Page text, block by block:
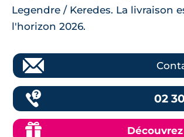
Legendre / Keredes. La livraison
l'horizon 2026.
02